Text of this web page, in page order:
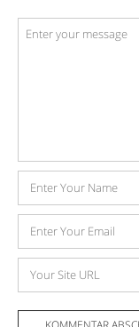
Kommentar
Name
Adresse
Website